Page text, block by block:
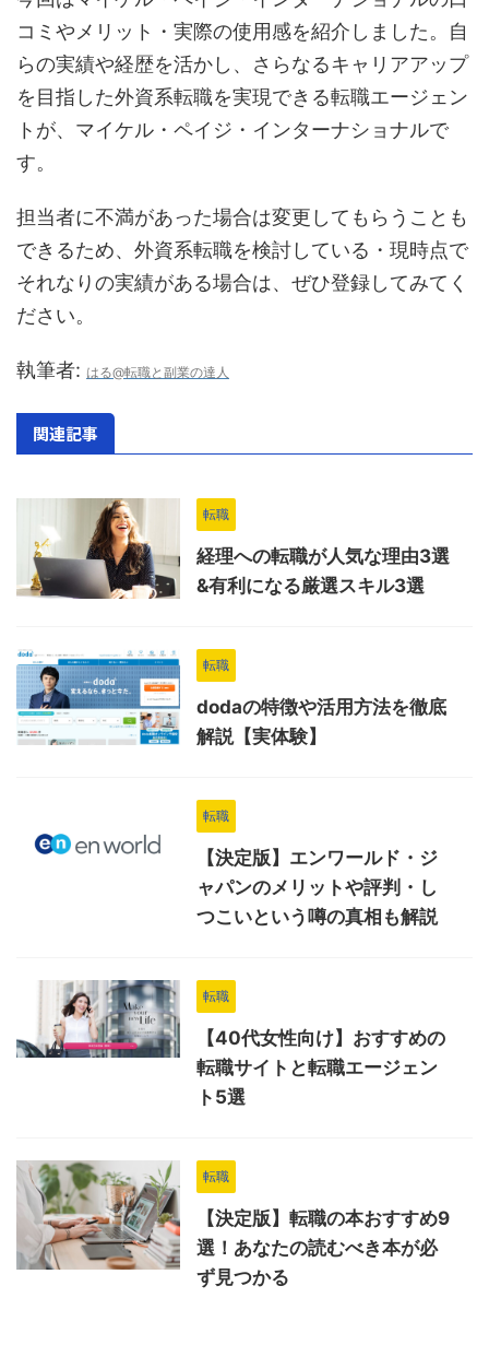
コミやメリット・実際の使用感を紹介しました。自
らの実績や経歴を活かし、さらなるキャリアアップ
を目指した外資系転職を実現できる転職エージェン
トが、マイケル・ペイジ・インターナショナルで
す。
担当者に不満があった場合は変更してもらうことも
できるため、外資系転職を検討している・現時点で
それなりの実績がある場合は、ぜひ登録してみてく
ださい。
執筆者: はる@転職と副業の達人
関連記事
転職
経理への転職が人気な理由3選
&有利になる厳選スキル3選
転職
dodaの特徴や活用方法を徹底
解説【実体験】
転職
【決定版】エンワールド・ジ
ャパンのメリットや評判・し
つこいという噂の真相も解説
転職
【40代女性向け】おすすめの
転職サイトと転職エージェン
ト5選
転職
【決定版】転職の本おすすめ9
選！あなたの読むべき本が必
ず見つかる